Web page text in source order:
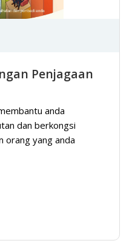
Penjagaan
anda
dan berkongsi
orang yang anda